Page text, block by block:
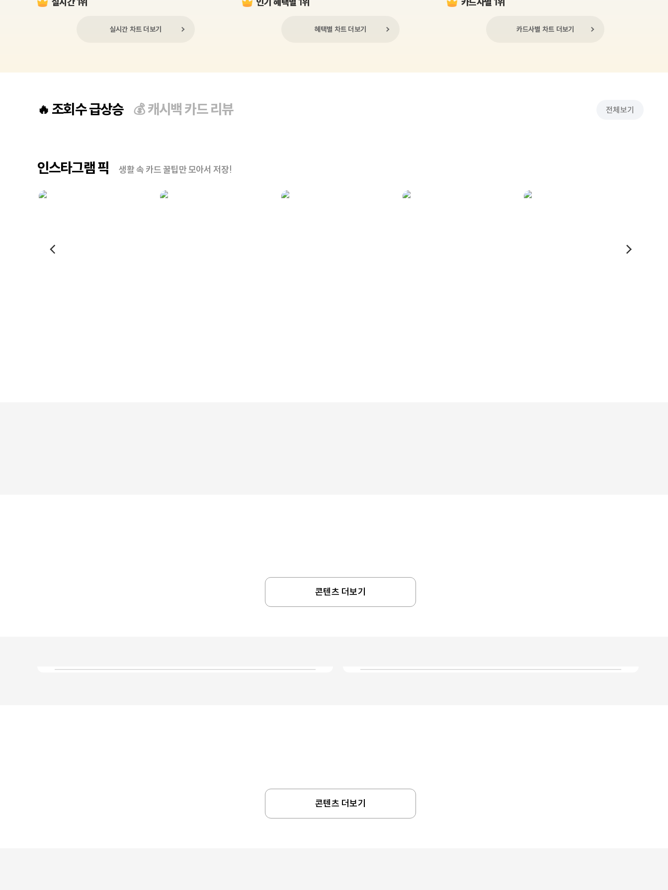
실시간 차트 더보기 혜택별 차트 더보기 카드사별 차트 더보기
🔥 조회수 급상승 💰캐시백 카드 리뷰 전체보기
인스타그램 픽 생활 속 카드 꿀팁만 모아서 저장!
콘텐츠 더보기
콘텐츠 더보기